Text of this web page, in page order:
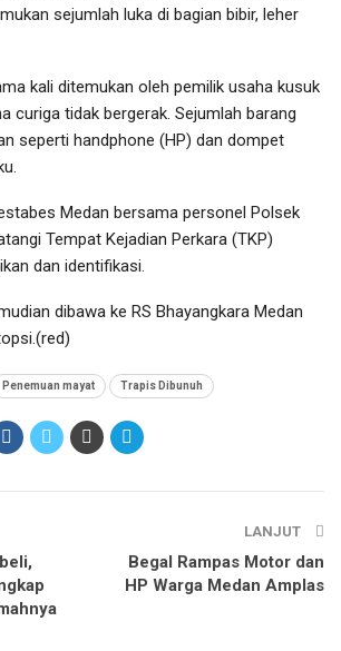
sejumlah luka di bagian bibir, leher
kali ditemukan oleh pemilik usaha kusuk
curiga tidak bergerak. Sejumlah barang
seperti handphone (HP) dan dompet
Medan bersama personel Polsek
Tempat Kejadian Perkara (TKP)
dan identifikasi.
dibawa ke RS Bhayangkara Medan
Penemuan mayat Trapis Dibunuh
LANJUT
Begal Rampas Motor dan
HP Warga Medan Amplas